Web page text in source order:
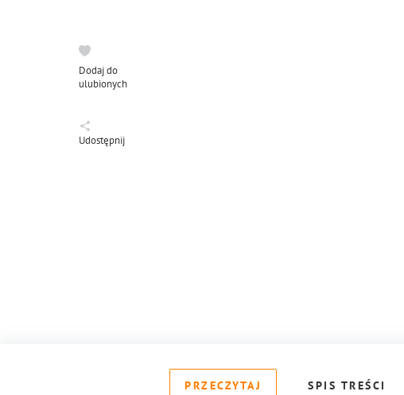
Dodaj do
ulubionych
Udostępnij
PRZECZYTAJ SPIS TREŚCI